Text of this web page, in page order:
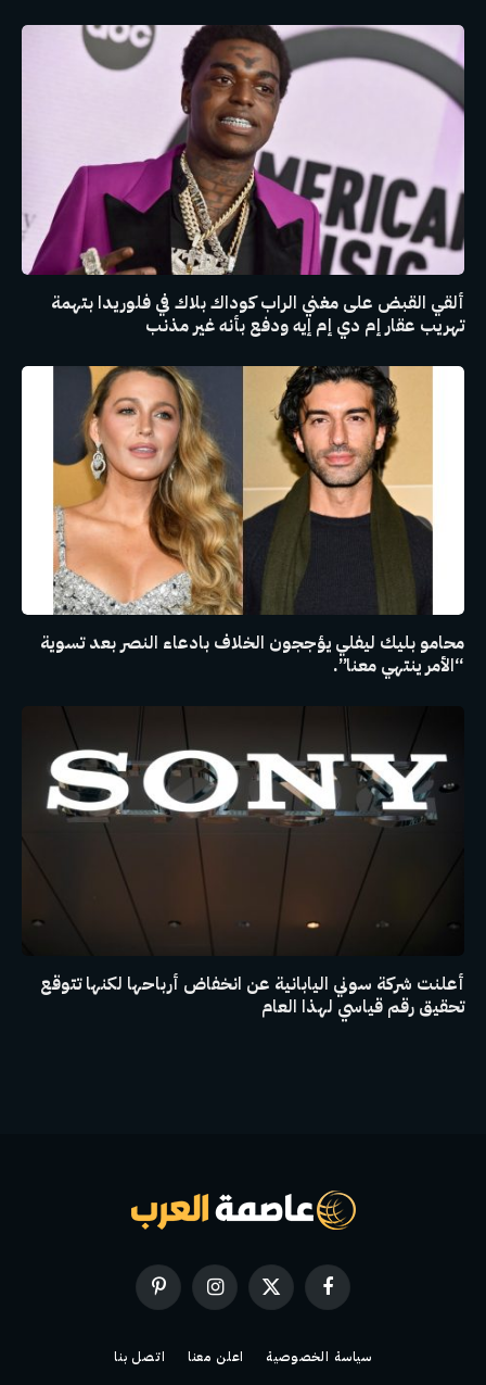
ألقي القبض على مغني الراب كوداك بلاك في فلوريدا بتهمة
تهريب عقار إم دي إم إيه ودفع بأنه غير مذنب
محامو بليك ليفلي يؤججون الخلاف بادعاء النصر بعد تسوية
“الأمر ينتهي معنا”.
أعلنت شركة سوني اليابانية عن انخفاض أرباحها لكنها تتوقع
تحقيق رقم قياسي لهذا العام
فيسبوك
X
(Twitter)
الانستغرامبينتيريست
سياسة الخصوصية اعلن معنا اتصل بنا